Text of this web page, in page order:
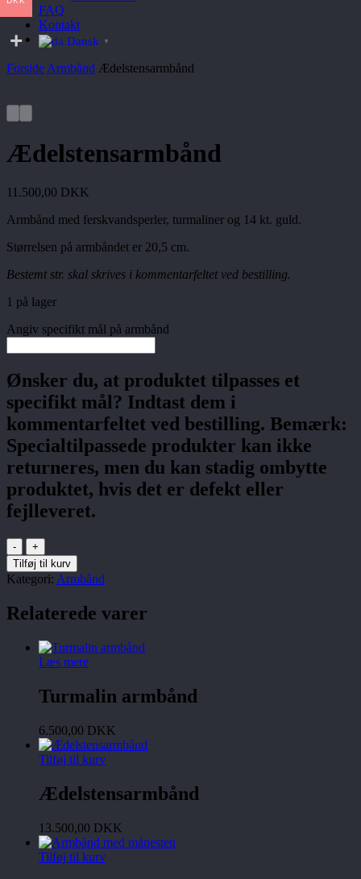
FAQ
Kontakt
Dansk ▼
Forside Armbånd Ædelstensarmbånd
Ædelstensarmbånd
11.500,00 DKK
Armbånd med ferskvandsperler, turmaliner og 14 kt. guld.
Størrelsen på armbåndet er 20,5 cm.
Bestemt str. skal skrives i kommentarfeltet ved bestilling.
1 på lager
Angiv specifikt mål på armbånd
Ønsker du, at produktet tilpasses et
specifikt mål? Indtast dem i
kommentarfeltet ved bestilling. Bemærk:
Specialtilpassede produkter kan ikke
returneres, men du kan stadig ombytte
produktet, hvis det er defekt eller
fejlleveret.
Ædelstensarmbånd
antal
Tilføj til kurv
Kategori: Armbånd
Relaterede varer
Læs mere
Turmalin armbånd
6.500,00 DKK
Tilføj til kurv
Ædelstensarmbånd
13.500,00 DKK
Tilføj til kurv